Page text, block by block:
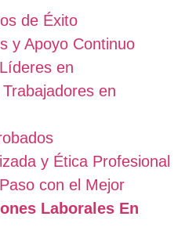
de Éxito
y Apoyo Continuo
en
en
y Ética Profesional
con el Mejor
Laborales En